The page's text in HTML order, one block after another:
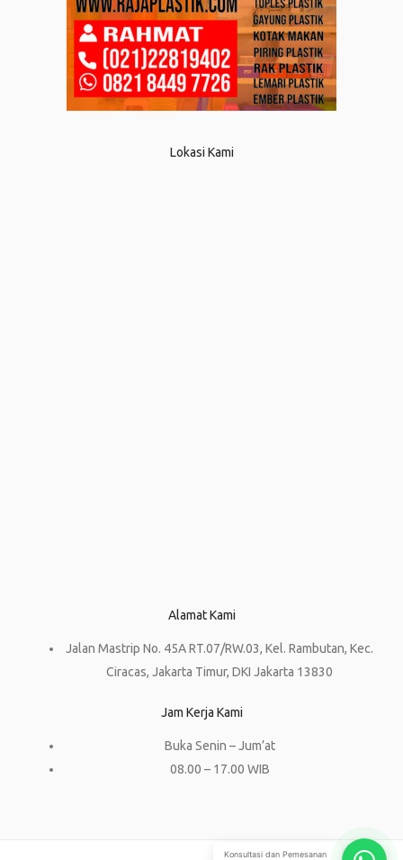
Lokasi Kami
Alamat Kami
Jalan Mastrip No. 45A RT.07/RW.03, Kel. Rambutan, Kec.
Ciracas, Jakarta Timur, DKI Jakarta 13830
Jam Kerja Kami
Buka Senin – Jum’at
08.00 – 17.00 WIB
Konsultasi dan Pemesanan